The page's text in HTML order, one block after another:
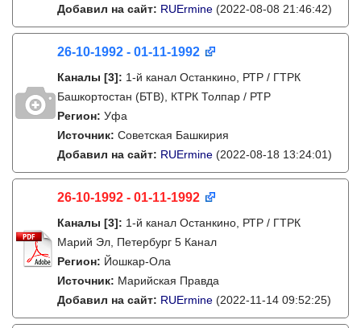
Добавил на сайт: RUErmine (2022-08-08 21:46:42)
26-10-1992 - 01-11-1992
Каналы [3]: 1-й канал Останкино, РТР / ГТРК
Башкортостан (БТВ), КТРК Толпар / РТР
Регион: Уфа
Источник: Советская Башкирия
Добавил на сайт: RUErmine (2022-08-18 13:24:01)
26-10-1992 - 01-11-1992
Каналы [3]: 1-й канал Останкино, РТР / ГТРК
Марий Эл, Петербург 5 Канал
Регион: Йошкар-Ола
Источник: Марийская Правда
Добавил на сайт: RUErmine (2022-11-14 09:52:25)